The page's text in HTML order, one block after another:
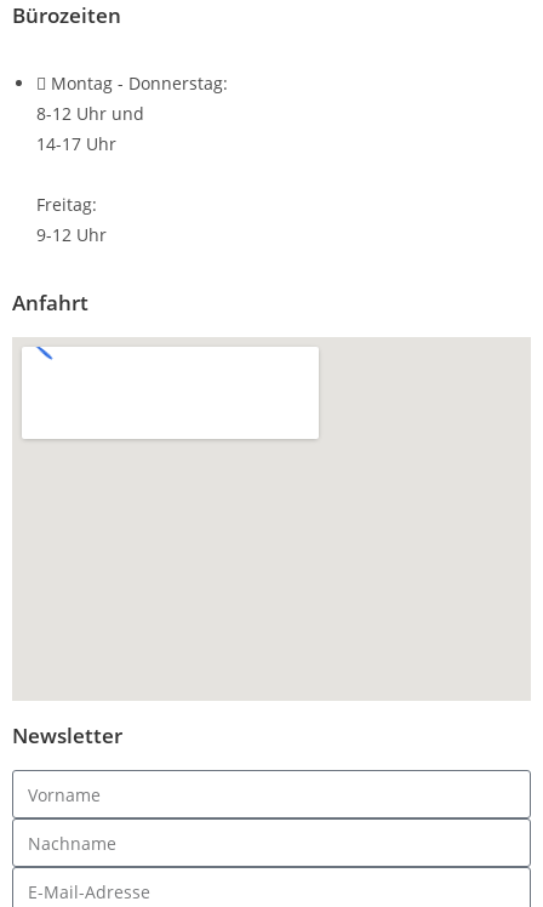
Bürozeiten
Montag - Donnerstag:
8-12 Uhr und
14-17 Uhr
Freitag:
9-12 Uhr
Anfahrt
Newsletter